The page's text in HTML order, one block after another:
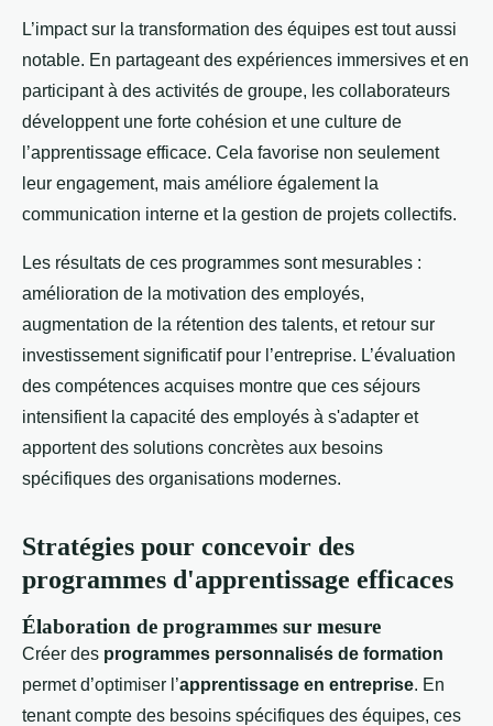
L’impact sur la transformation des équipes est tout aussi
notable. En partageant des expériences immersives et en
participant à des activités de groupe, les collaborateurs
développent une forte cohésion et une culture de
l’apprentissage efficace. Cela favorise non seulement
leur engagement, mais améliore également la
communication interne et la gestion de projets collectifs.
Les résultats de ces programmes sont mesurables :
amélioration de la motivation des employés,
augmentation de la rétention des talents, et retour sur
investissement significatif pour l’entreprise. L’évaluation
des compétences acquises montre que ces séjours
intensifient la capacité des employés à s'adapter et
apportent des solutions concrètes aux besoins
spécifiques des organisations modernes.
Stratégies pour concevoir des
programmes d'apprentissage efficaces
Élaboration de programmes sur mesure
Créer des programmes personnalisés de formation
permet d’optimiser l’apprentissage en entreprise. En
tenant compte des besoins spécifiques des équipes, ces